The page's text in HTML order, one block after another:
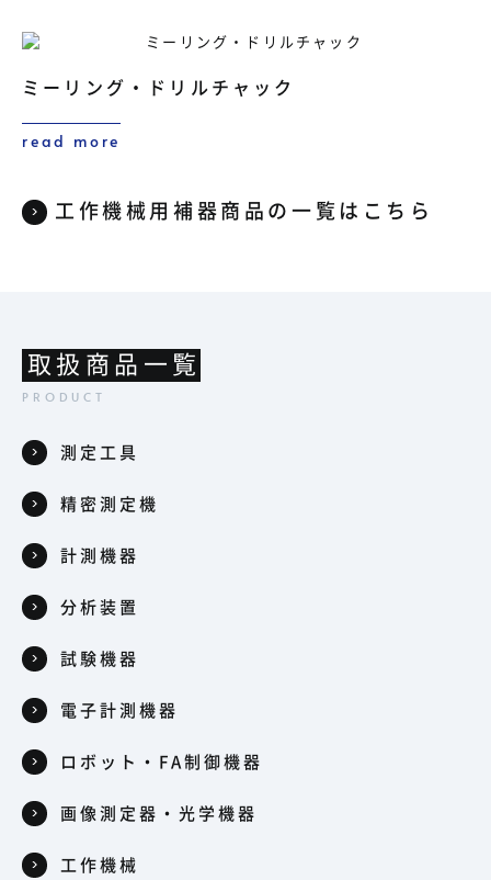
ミーリング・ドリルチャック
read more
工作機械用補器商品の一覧はこちら
取扱商品一覧
測定工具
精密測定機
計測機器
分析装置
試験機器
電子計測機器
ロボット・FA制御機器
画像測定器・光学機器
工作機械